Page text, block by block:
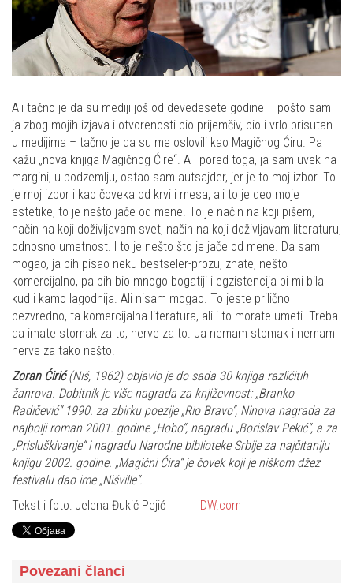
Ali tačno je da su mediji još od devedesete godine – pošto sam
ja zbog mojih izjava i otvorenosti bio prijemčiv, bio i vrlo prisutan
u medijima – tačno je da su me oslovili kao Magičnog Ćiru. Pa
kažu „nova knjiga Magičnog Ćire“. A i pored toga, ja sam uvek na
margini, u podzemlju, ostao sam autsajder, jer je to moj izbor. To
je moj izbor i kao čoveka od krvi i mesa, ali to je deo moje
estetike, to je nešto jače od mene. To je način na koji pišem,
način na koji doživljavam svet, način na koji doživljavam literaturu,
odnosno umetnost. I to je nešto što je jače od mene. Da sam
mogao, ja bih pisao neku bestseler-prozu, znate, nešto
komercijalno, pa bih bio mnogo bogatiji i egzistencija bi mi bila
kud i kamo lagodnija. Ali nisam mogao. To jeste prilično
bezvredno, ta komercijalna literatura, ali i to morate umeti. Treba
da imate stomak za to, nerve za to. Ja nemam stomak i nemam
nerve za tako nešto.
Zoran Ćirić(Niš, 1962) objavio je do sada 30 knjiga različitih
žanrova. Dobitnik je više nagrada za književnost: „Branko
Radičević“ 1990. za zbirku poezije „Rio Bravo“, Ninova nagrada za
najbolji roman 2001. godine „Hobo“, nagradu „Borislav Pekić“, a za
„Prisluškivanje“ i nagradu Narodne biblioteke Srbije za najčitaniju
knjigu 2002. godine. „Magični Ćira“ je čovek koji je niškom džez
festivalu dao ime „Nišville“.
Tekst i foto: Jelena Đukić Pejić
DW.com
Povezani članci